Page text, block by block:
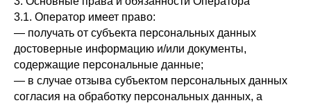
3.1. Оператор имеет право:
— получать от субъекта персональных данных
достоверные информацию и/или документы,
содержащие персональные данные;
— в случае отзыва субъектом персональных данных
согласия на обработку персональных данных, а